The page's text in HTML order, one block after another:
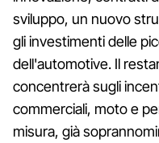
sviluppo, un nuovo
gli investimenti delle
dell'automotive. Il
concentrerà sugli
commerciali, moto e
misura, già